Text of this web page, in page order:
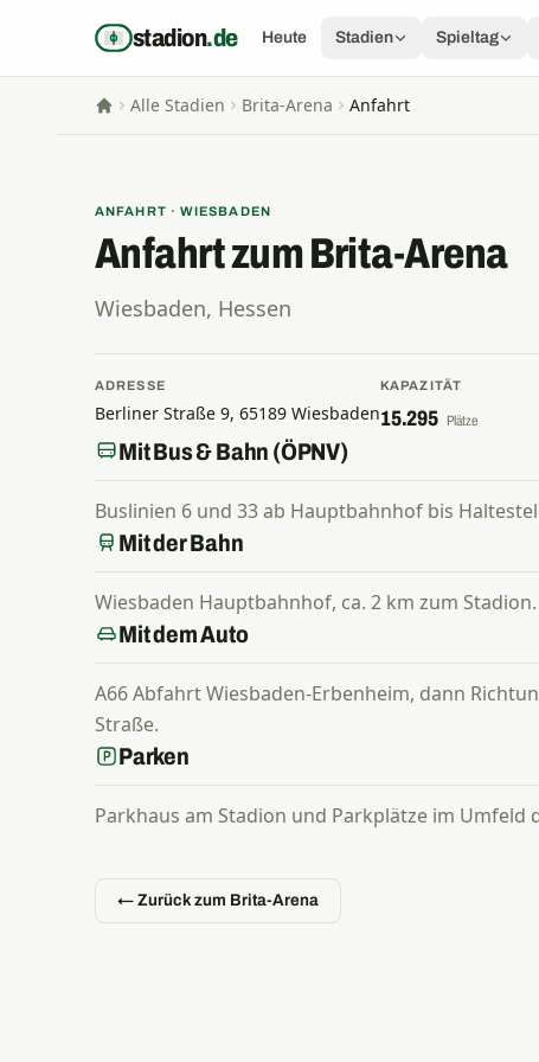
stadion.de Heute Stadien Spieltag
Startseite
Alle Stadien Brita-Arena Anfahrt
ANFAHRT · WIESBADEN
Anfahrt zum Brita-Arena
Wiesbaden, Hessen
ADRESSE
Berliner Straße 9, 65189 Wiesbaden
KAPAZITÄT
15.295 Plätze
Mit Bus & Bahn (ÖPNV)
Buslinien 6 und 33 ab Hauptbahnhof bis
Mit der Bahn
Wiesbaden Hauptbahnhof, ca. 2 km zum Stadion.
Mit dem Auto
A66 Abfahrt Wiesbaden-Erbenheim, dann
Straße.
Parken
Parkhaus am Stadion und Parkplätze im Umfeld
← Zurück zum Brita-Arena